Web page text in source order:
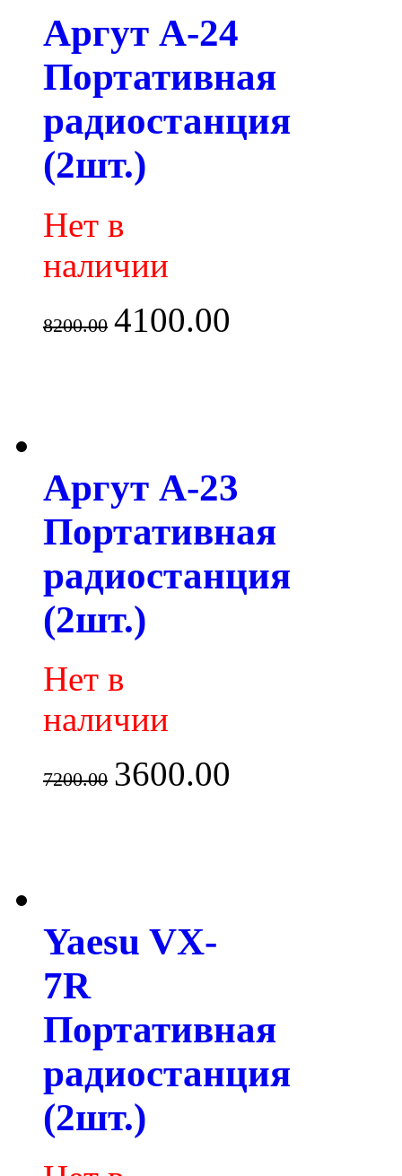
Аргут А-24
Портативная
радиостанция
(2шт.)
Нет в
наличии
8200.00 4100.00
Аргут А-23
Портативная
радиостанция
(2шт.)
Нет в
наличии
7200.00 3600.00
Yaesu VX-
7R
Портативная
радиостанция
(2шт.)